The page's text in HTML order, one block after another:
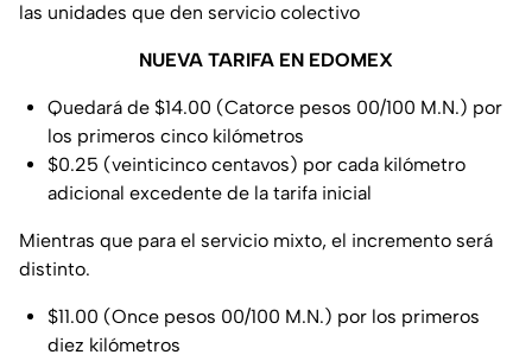
las unidades que den servicio colectivo
NUEVA TARIFA EN EDOMEX
Quedará de $14.00 (Catorce pesos 00/100 M.N.) por
los primeros cinco kilómetros
$0.25 (veinticinco centavos) por cada kilómetro
adicional excedente de la tarifa inicial
Mientras que para el servicio mixto, el incremento será
distinto.
$11.00 (Once pesos 00/100 M.N.) por los primeros
diez kilómetros